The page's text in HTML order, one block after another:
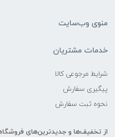
منوی وب‌سایت
خدمات مشتریان
شرایط مرجوعی کالا
پیگیری سفارش
نحوه ثبت سفارش
از تخفیف‌ها و جدیدترین‌های